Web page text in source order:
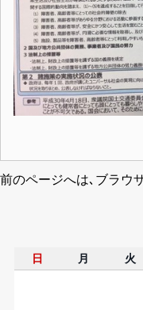
前のページへは､ブラウ
日 月 火